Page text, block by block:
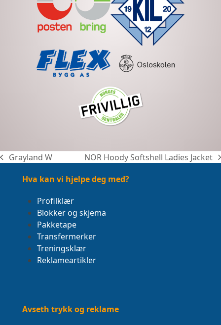
previous
Grayland W
next
post:
NOR Hoody Softshell Ladies Jacket
Hva kan vi hjelpe deg med?
Profilklær
Blokker og skjema
Pakketape
Transfermerker
Treningsklær
Reklameartikler
Avseth trykk og reklame